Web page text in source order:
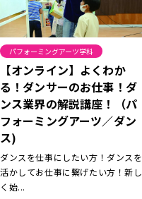
パフォーミングアーツ学科
【オンライン】よくわか
る！ダンサーのお仕事！ダ
ンス業界の解説講座！（パ
フォーミングアーツ／ダン
ス)
ダンスを仕事にしたい方！ダンスを
活かしてお仕事に繋げたい方！新し
く始...